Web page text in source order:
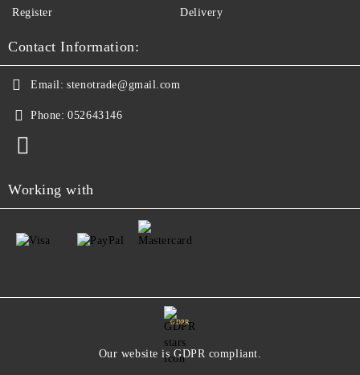
Register Delivery
Contact Information:
Email: stenotrade@gmail.com
Phone: 052643146
Working with
GDPR
Our website is GDPR compliant.